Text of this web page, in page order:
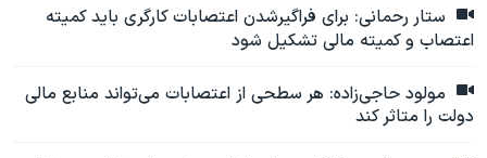
ستار رحمانی: برای فراگیرشدن اعتصابات کارگری باید کمیته
اعتصاب و کمیته مالی تشکیل شود
مولود حاجی‌زاده: هر سطحی از اعتصابات می‌تواند منابع مالی
دولت را متاثر کند